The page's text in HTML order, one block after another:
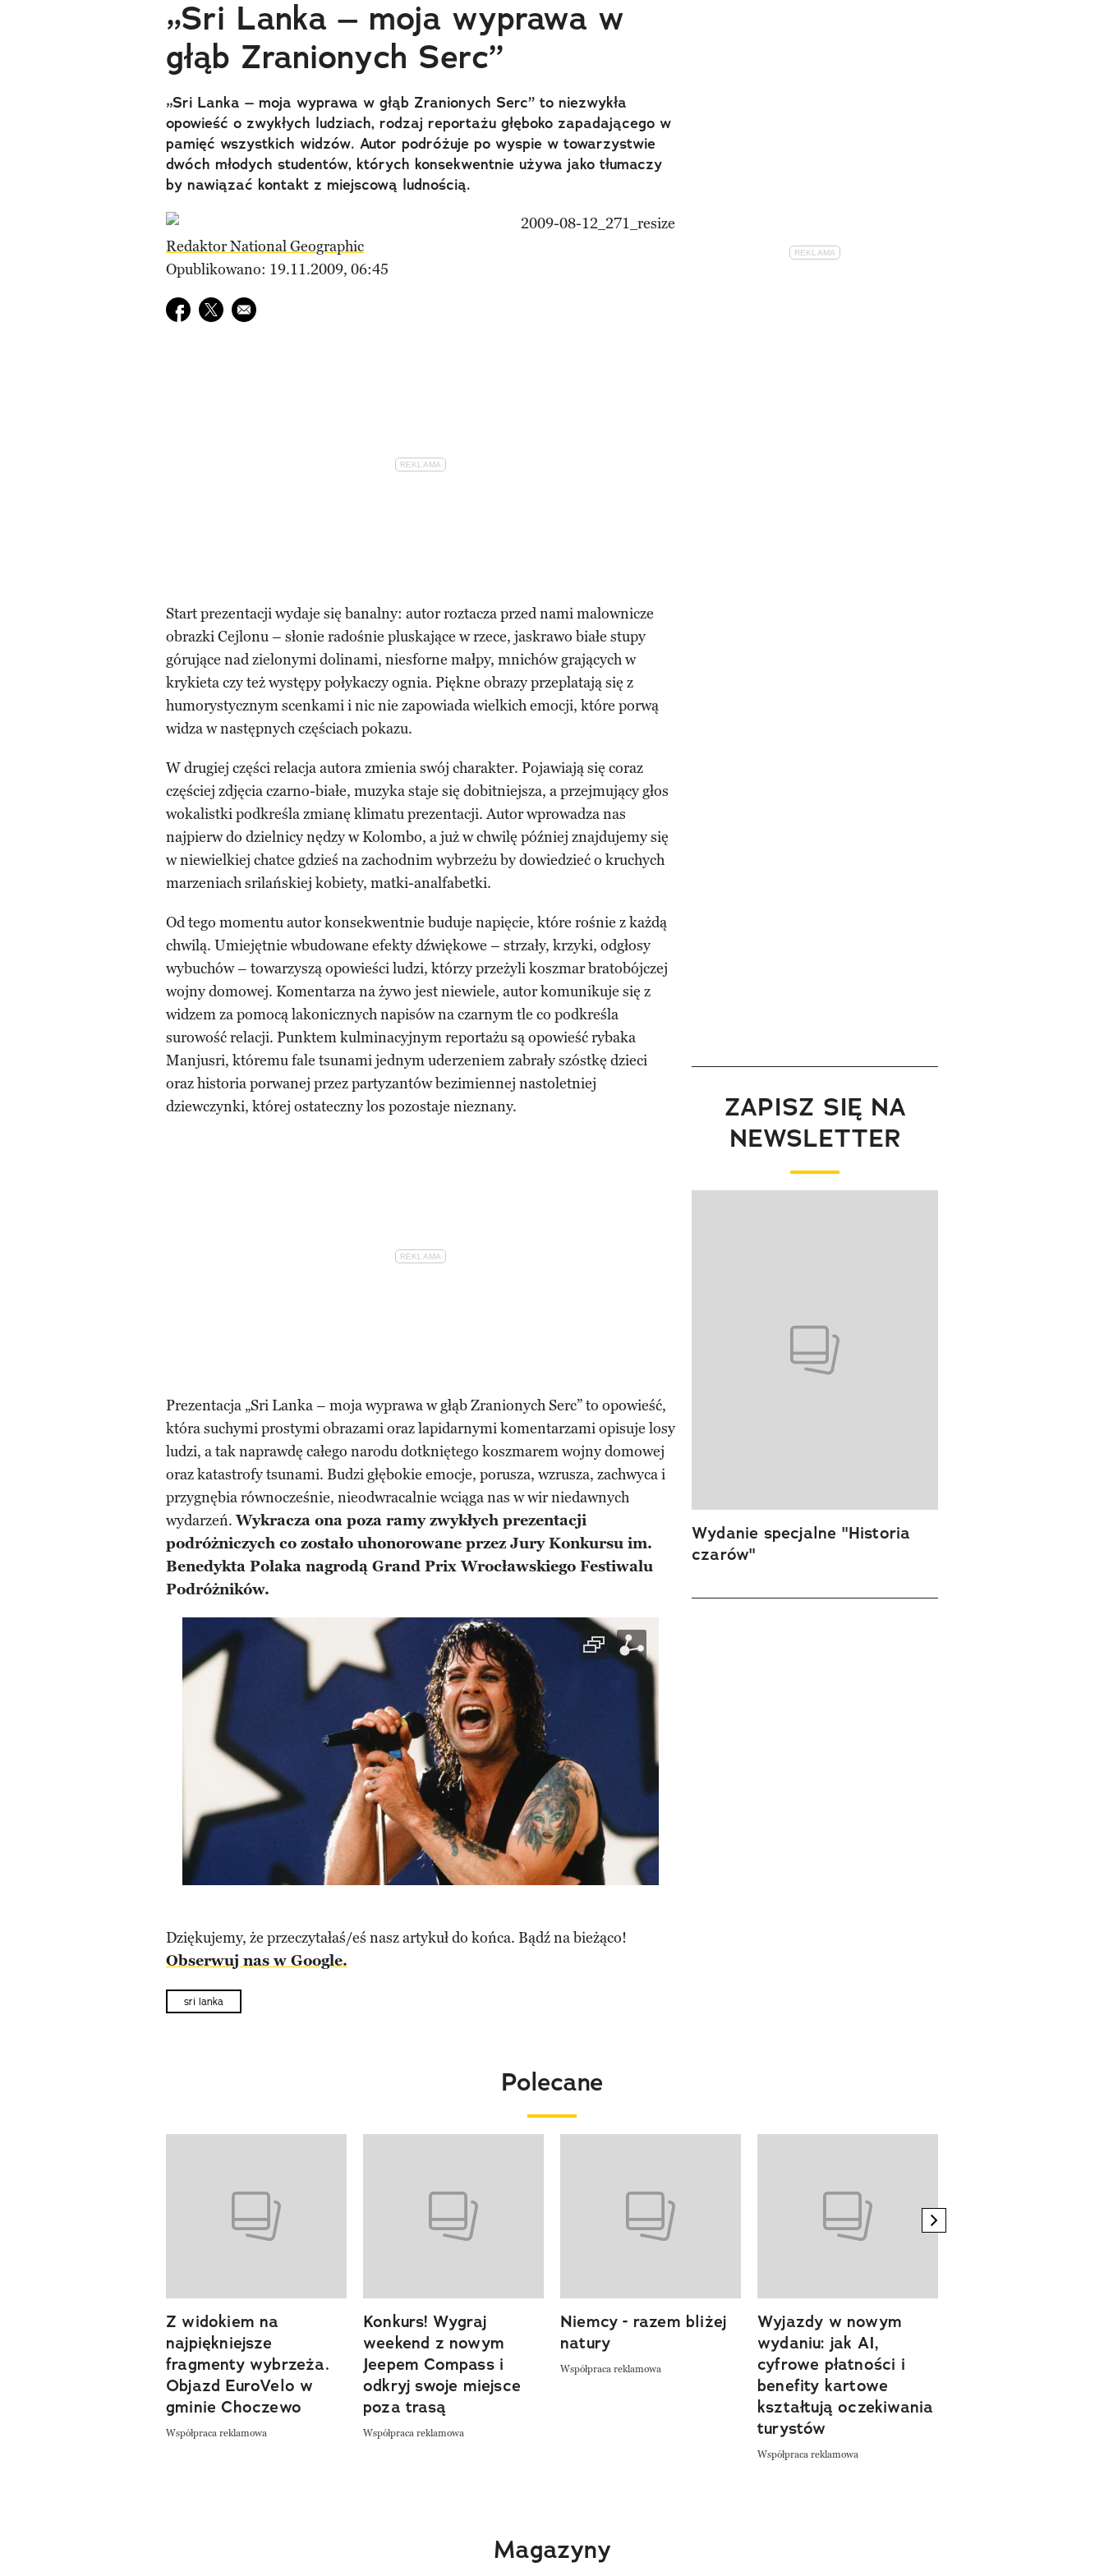
„Sri Lanka – moja wyprawa w
głąb Zranionych Serc”
„Sri Lanka – moja wyprawa w głąb Zranionych Serc” to niezwykła
opowieść o zwykłych ludziach, rodzaj reportażu głęboko zapadającego w
pamięć wszystkich widzów. Autor podróżuje po wyspie w towarzystwie
dwóch młodych studentów, których konsekwentnie używa jako tłumaczy
by nawiązać kontakt z miejscową ludnością.
Redaktor National Geographic
Opublikowano: 19.11.2009, 06:45
Udostępnij na facebook
Udostępnij na twitter
E-mail do przyjaciela
Start prezentacji wydaje się banalny: autor roztacza przed nami malownicze
obrazki Cejlonu – słonie radośnie pluskające w rzece, jaskrawo białe stupy
górujące nad zielonymi dolinami, niesforne małpy, mnichów grających w
krykieta czy też występy połykaczy ognia. Piękne obrazy przeplatają się z
humorystycznym scenkami i nic nie zapowiada wielkich emocji, które porwą
widza w następnych częściach pokazu.
W drugiej części relacja autora zmienia swój charakter. Pojawiają się coraz
częściej zdjęcia czarno-białe, muzyka staje się dobitniejsza, a przejmujący głos
wokalistki podkreśla zmianę klimatu prezentacji. Autor wprowadza nas
najpierw do dzielnicy nędzy w Kolombo, a już w chwilę później znajdujemy się
w niewielkiej chatce gdzieś na zachodnim wybrzeżu by dowiedzieć o kruchych
marzeniach srilańskiej kobiety, matki-analfabetki.
Od tego momentu autor konsekwentnie buduje napięcie, które rośnie z każdą
chwilą. Umiejętnie wbudowane efekty dźwiękowe – strzały, krzyki, odgłosy
wybuchów – towarzyszą opowieści ludzi, którzy przeżyli koszmar bratobójczej
wojny domowej. Komentarza na żywo jest niewiele, autor komunikuje się z
widzem za pomocą lakonicznych napisów na czarnym tle co podkreśla
surowość relacji. Punktem kulminacyjnym reportażu są opowieść rybaka
Manjusri, któremu fale tsunami jednym uderzeniem zabrały szóstkę dzieci
oraz historia porwanej przez partyzantów bezimiennej nastoletniej
dziewczynki, której ostateczny los pozostaje nieznany.
Prezentacja „Sri Lanka – moja wyprawa w głąb Zranionych Serc” to opowieść,
która suchymi prostymi obrazami oraz lapidarnymi komentarzami opisuje losy
ludzi, a tak naprawdę całego narodu dotkniętego koszmarem wojny domowej
oraz katastrofy tsunami. Budzi głębokie emocje, porusza, wzrusza, zachwyca i
przygnębia równocześnie, nieodwracalnie wciąga nas w wir niedawnych
wydarzeń.Wykracza ona poza ramy zwykłych prezentacji
podróżniczych co zostało uhonorowane przez Jury Konkursu im.
Benedykta Polaka nagrodą Grand Prix Wrocławskiego Festiwalu
Podróżników.
Dziękujemy, że przeczytałaś/eś nasz artykuł do końca. Bądź na bieżąco!
Obserwuj nas w Google.
sri lanka
ZAPISZ SIĘ NA
NEWSLETTER
Wydanie specjalne "Historia
czarów"
Polecane
previous element
Z widokiem na
najpiękniejsze
fragmenty wybrzeża.
Objazd EuroVelo w
gminie Choczewo
Współpraca reklamowa
Konkurs! Wygraj
weekend z nowym
Jeepem Compass i
odkryj swoje miejsce
poza trasą
Współpraca reklamowa
Niemcy - razem bliżej
natury
Współpraca reklamowa
Wyjazdy w nowym
wydaniu: jak AI,
cyfrowe płatności i
benefity kartowe
kształtują oczekiwania
turystów
Współpraca reklamowa
next element
Magazyny